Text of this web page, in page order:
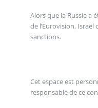
Alors que la Russie a
de l’Eurovision,
sanctions.
Cet espace est
responsable de ce